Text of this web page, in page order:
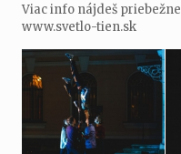
Viac info nájdeš
www.svetlo-tien.sk